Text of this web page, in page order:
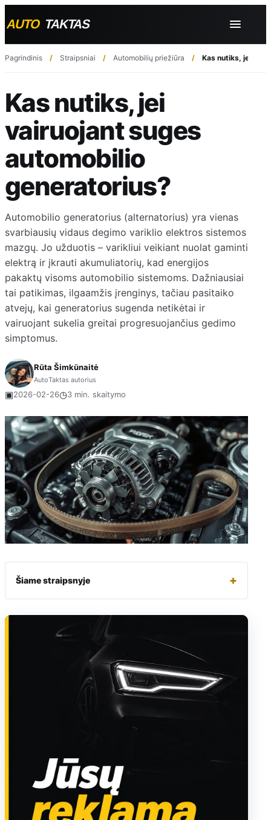
Pagrindinis Straipsniai Automobilių priežiūra Kas nutiks, jei
Kas nutiks, jei
vairuojant suges
automobilio
generatorius?
Automobilio generatorius (alternatorius) yra vienas
svarbiausių vidaus degimo variklio elektros sistemos
mazgų. Jo užduotis – varikliui veikiant nuolat gaminti
elektrą ir įkrauti akumuliatorių, kad energijos
pakaktų visoms automobilio sistemoms. Dažniausiai
tai patikimas, ilgaamžis įrenginys, tačiau pasitaiko
atvejų, kai generatorius sugenda netikėtai ir
vairuojant sukelia greitai progresuojančius gedimo
simptomus.
Rūta Šimkūnaitė
AutoTaktas autorius
▣2026-02-26◷3 min. skaitymo
Šiame straipsnyje +